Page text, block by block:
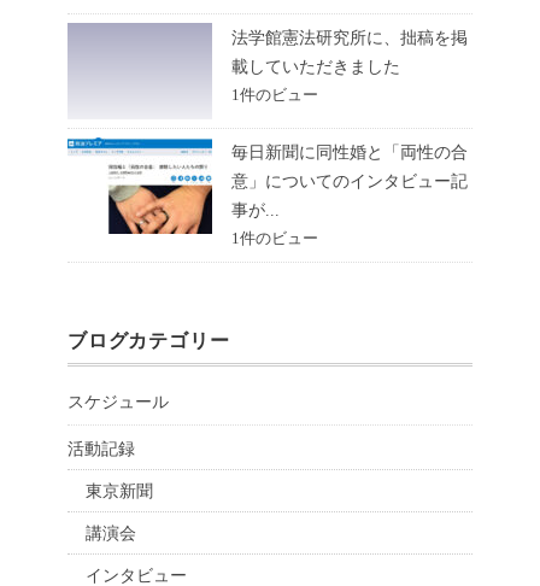
法学館憲法研究所に、拙稿を掲
載していただきました
1件のビュー
毎日新聞に同性婚と「両性の合
意」についてのインタビュー記
事が...
1件のビュー
ブログカテゴリー
スケジュール
活動記録
東京新聞
講演会
インタビュー